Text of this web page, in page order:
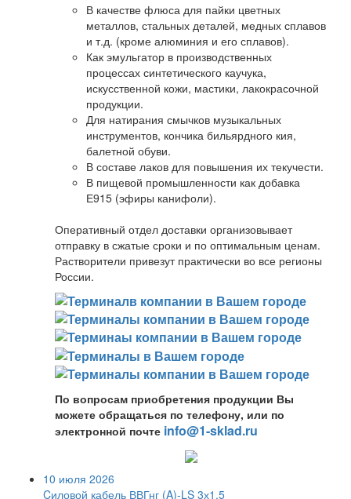
В качестве флюса для пайки цветных
металлов, стальных деталей, медных сплавов
и т.д. (кроме алюминия и его сплавов).
Как эмульгатор в производственных
процессах синтетического каучука,
искусственной кожи, мастики, лакокрасочной
продукции.
Для натирания смычков музыкальных
инструментов, кончика бильярдного кия,
балетной обуви.
В составе лаков для повышения их текучести.
В пищевой промышленности как добавка
Е915 (эфиры канифоли).
Оперативный отдел доставки организовывает
отправку в сжатые сроки и по оптимальным ценам.
Растворители привезут практически во все регионы
России.
По вопросам приобретения продукции Вы
можете обращаться по телефону, или по
электронной почте info@1-sklad.ru
10 июля 2026
Cиловой кабель ВВГнг (A)-LS 3х1,5